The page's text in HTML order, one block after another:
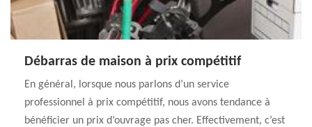
Débarras de maison à prix compétitif
En général, lorsque nous parlons d’un service
professionnel à prix compétitif, nous avons tendance à
bénéficier un prix d’ouvrage pas cher. Effectivement, c’est